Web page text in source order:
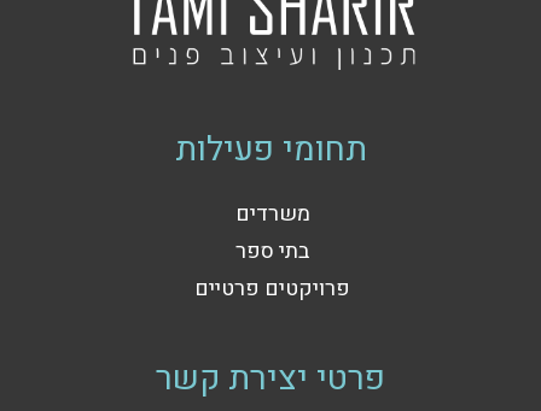
תחומי פעילות
משרדים
בתי ספר
פרויקטים פרטיים
פרטי יצירת קשר